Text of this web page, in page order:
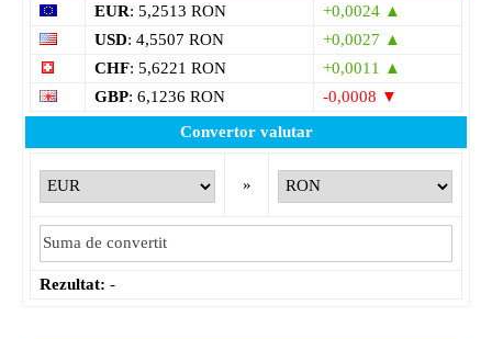
EUR: 5,2513 RON
+0,0024 ▲
USD: 4,5507 RON
+0,0027 ▲
CHF: 5,6221 RON
+0,0011 ▲
GBP: 6,1236 RON
-0,0008 ▼
Convertor valutar
»
Rezultat: -